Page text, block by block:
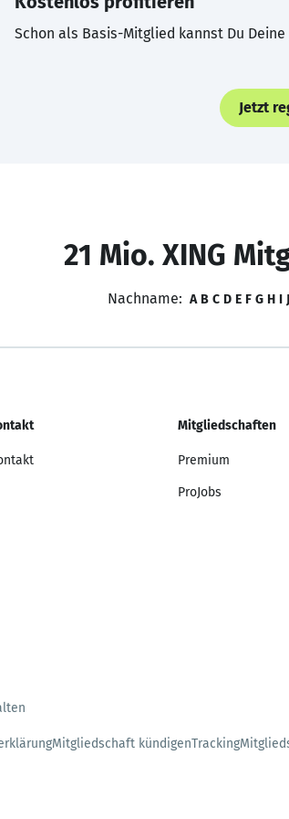
Schon als Basis-Mitglied kannst Du
Jetzt
21 Mio. XING
Nachname: A B C D E F G H I J
Mitgliedschaften
Premium
ProJobs
Mitgliedschaft kündigenTracking